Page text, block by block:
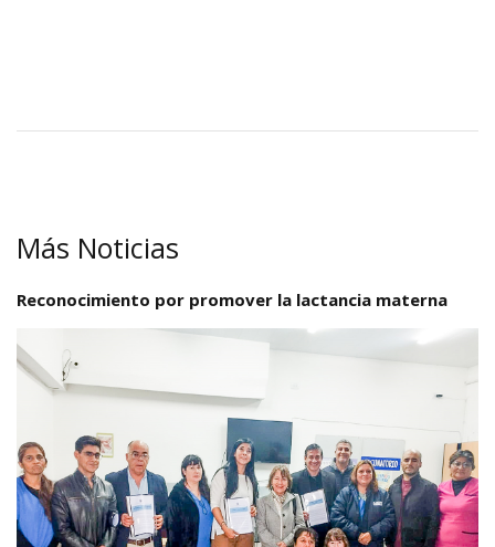
Más Noticias
Reconocimiento por promover la lactancia materna